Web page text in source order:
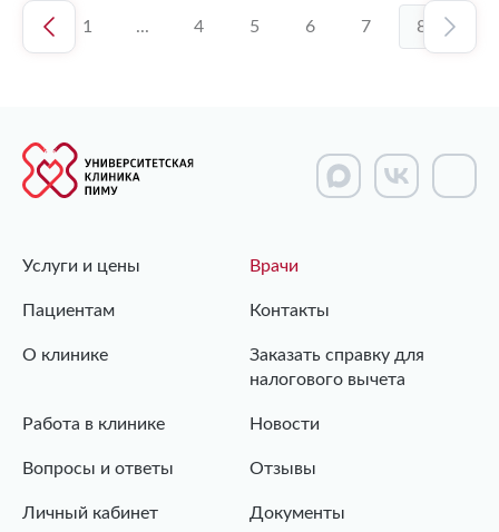
1 ... 4 5 6 7 8
Услуги и цены Врачи
Пациентам Контакты
О клинике
Заказать справку для
налогового вычета
Работа в клинике Новости
Вопросы и ответы Отзывы
Личный кабинет Документы